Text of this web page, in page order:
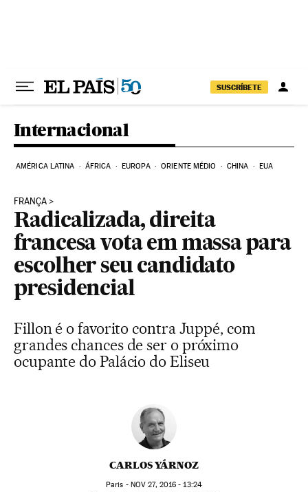
SUSCRÍBETE
Internacional
AMÉRICA LATINA ÁFRICA EUROPA ORIENTE MÉDIO CHINA EUA
FRANÇA
Radicalizada, direita
francesa vota em massa para
escolher seu candidato
presidencial
Fillon é o favorito contra Juppé, com
grandes chances de ser o próximo
ocupante do Palácio do Eliseu
CARLOS YÁRNOZ
Paris - NOV 27, 2016 - 13:24